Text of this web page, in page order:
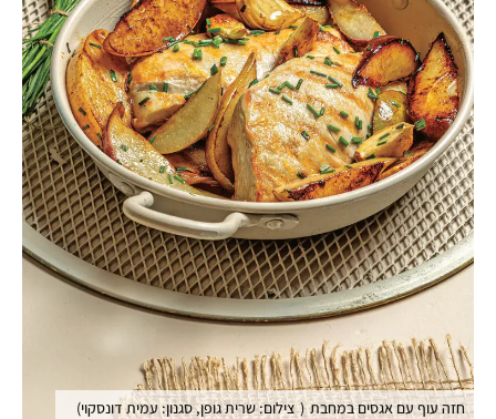
חזה עוף עם אגסים במחבת ( צילום: שרית גופן, סגנון: עמית דונסקוי)